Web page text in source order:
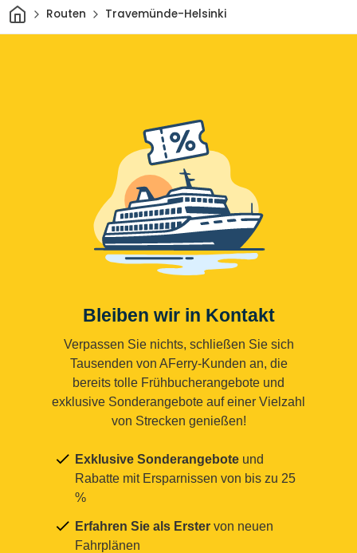
HeimRouten Travemünde-Helsinki
Bleiben wir in Kontakt
Verpassen Sie nichts, schließen Sie sich
Tausenden von AFerry-Kunden an, die
bereits tolle Frühbucherangebote und
exklusive Sonderangebote auf einer Vielzahl
von Strecken genießen!
Exklusive Sonderangebote und
Rabatte mit Ersparnissen von bis zu 25
%
Erfahren Sie als Erster von neuen
Fahrplänen